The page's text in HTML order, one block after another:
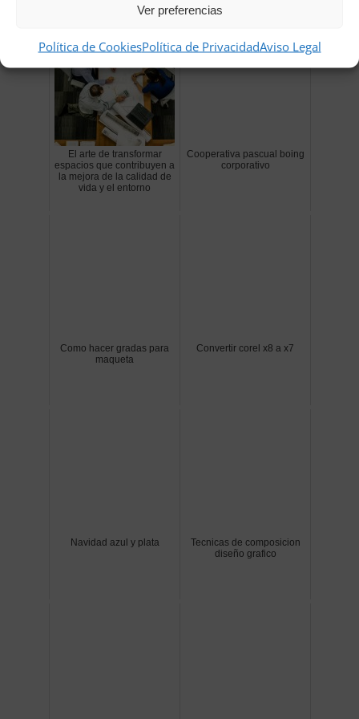
Ver preferencias
Política de CookiesPolítica de PrivacidadAviso Legal
El arte de transformar
espacios que contribuyen a
la mejora de la calidad de
vida y el entorno
Cooperativa pascual boing
corporativo
Como hacer gradas para
maqueta
Convertir corel x8 a x7
Navidad azul y plata
Tecnicas de composicion
diseño grafico